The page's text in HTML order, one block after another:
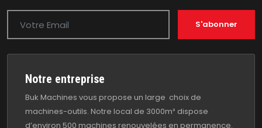
S'abonner
Notre entreprise
Buk Machines vous propose un large choix de
machines-outils. Notre local de 3000m² dispose
d’environ 500 machines renouvelées en permanence.